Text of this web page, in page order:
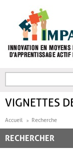
FORMULAIRE DE
VIGNETTES
Accueil Recherche
RECHERCHER